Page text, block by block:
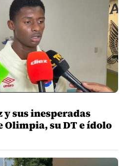
y sus inesperadas
Olimpia, su DT e ídolo